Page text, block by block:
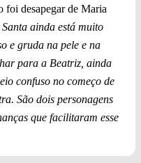
foi desapegar de Maria
ainda está muito
e gruda na pele e na
para a Beatriz, ainda
confuso no começo de
São dois personagens
que facilitaram esse